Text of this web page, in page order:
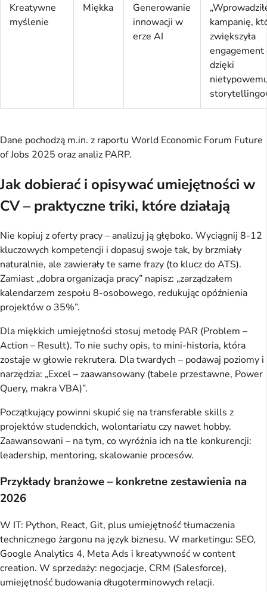
Kreatywne
myślenie
Miękka
Generowanie
innowacji w
erze AI
kampanię,
zwiększyła
dzięki
Dane pochodzą m.in. z raportu World Economic Forum Future
of Jobs 2025 oraz analiz PARP.
Jak dobierać i opisywać umiejętności w
CV – praktyczne triki, które działają
Nie kopiuj z oferty pracy – analizuj ją głęboko. Wyciągnij 8-12
kluczowych kompetencji i dopasuj swoje tak, by brzmiały
naturalnie, ale zawierały te same frazy (to klucz do ATS).
Zamiast „dobra organizacja pracy” napisz: „zarządzałem
kalendarzem zespołu 8-osobowego, redukując opóźnienia
projektów o 35%”.
Dla miękkich umiejętności stosuj metodę PAR (Problem –
Action – Result). To nie suchy opis, to mini-historia, która
zostaje w głowie rekrutera. Dla twardych – podawaj poziomy i
narzędzia: „Excel – zaawansowany (tabele przestawne, Power
Query, makra VBA)”.
Początkujący powinni skupić się na transferable skills z
projektów studenckich, wolontariatu czy nawet hobby.
Zaawansowani – na tym, co wyróżnia ich na tle konkurencji:
leadership, mentoring, skalowanie procesów.
Przykłady branżowe – konkretne zestawienia na
2026
W IT: Python, React, Git, plus umiejętność tłumaczenia
technicznego żargonu na język biznesu. W marketingu: SEO,
Google Analytics 4, Meta Ads i kreatywność w content
creation. W sprzedaży: negocjacje, CRM (Salesforce),
umiejętność budowania długoterminowych relacji.